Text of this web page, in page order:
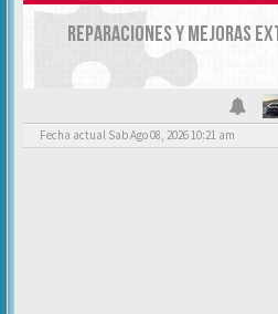
REPARACIONES Y MEJORAS
Fecha actual Sab Ago 08, 2026 10:21 am